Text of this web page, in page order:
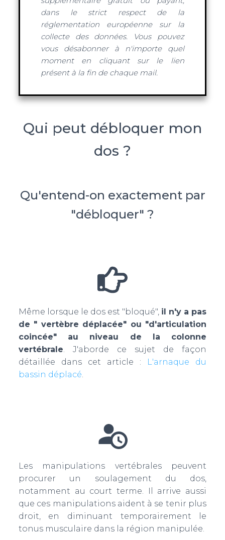
dans le strict respect de la
réglementation européenne sur la
collecte des données. Vous pouvez
vous désabonner à n'importe quel
moment en cliquant sur le lien
présent à la fin de chaque mail.
Qui peut débloquer mon
dos ?
Qu'entend-on exactement par
"débloquer" ?
Même lorsque le dos est "bloqué", il n'y a pas
de " vertèbre déplacée" ou "d'articulation
coincée" au niveau de la colonne
vertébrale. J'aborde ce sujet de façon
détaillée dans cet article :
L'arnaque du
bassin déplacé.
Les manipulations vertébrales peuvent
procurer un soulagement du dos,
notamment au court terme. Il arrive aussi
que ces manipulations aident à se tenir plus
droit, en diminuant temporairement le
tonus musculaire dans la région manipulée.